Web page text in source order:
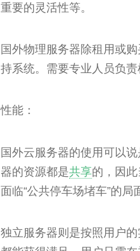
重要的灵活性等。
国外物理服务器除租用或
持系统。需要专业人员负责
性能：
国外云服务器的使用可以
器的资源都是共享的，因
面临“公共停车场堵车”的局
独立服务器则是按照用户